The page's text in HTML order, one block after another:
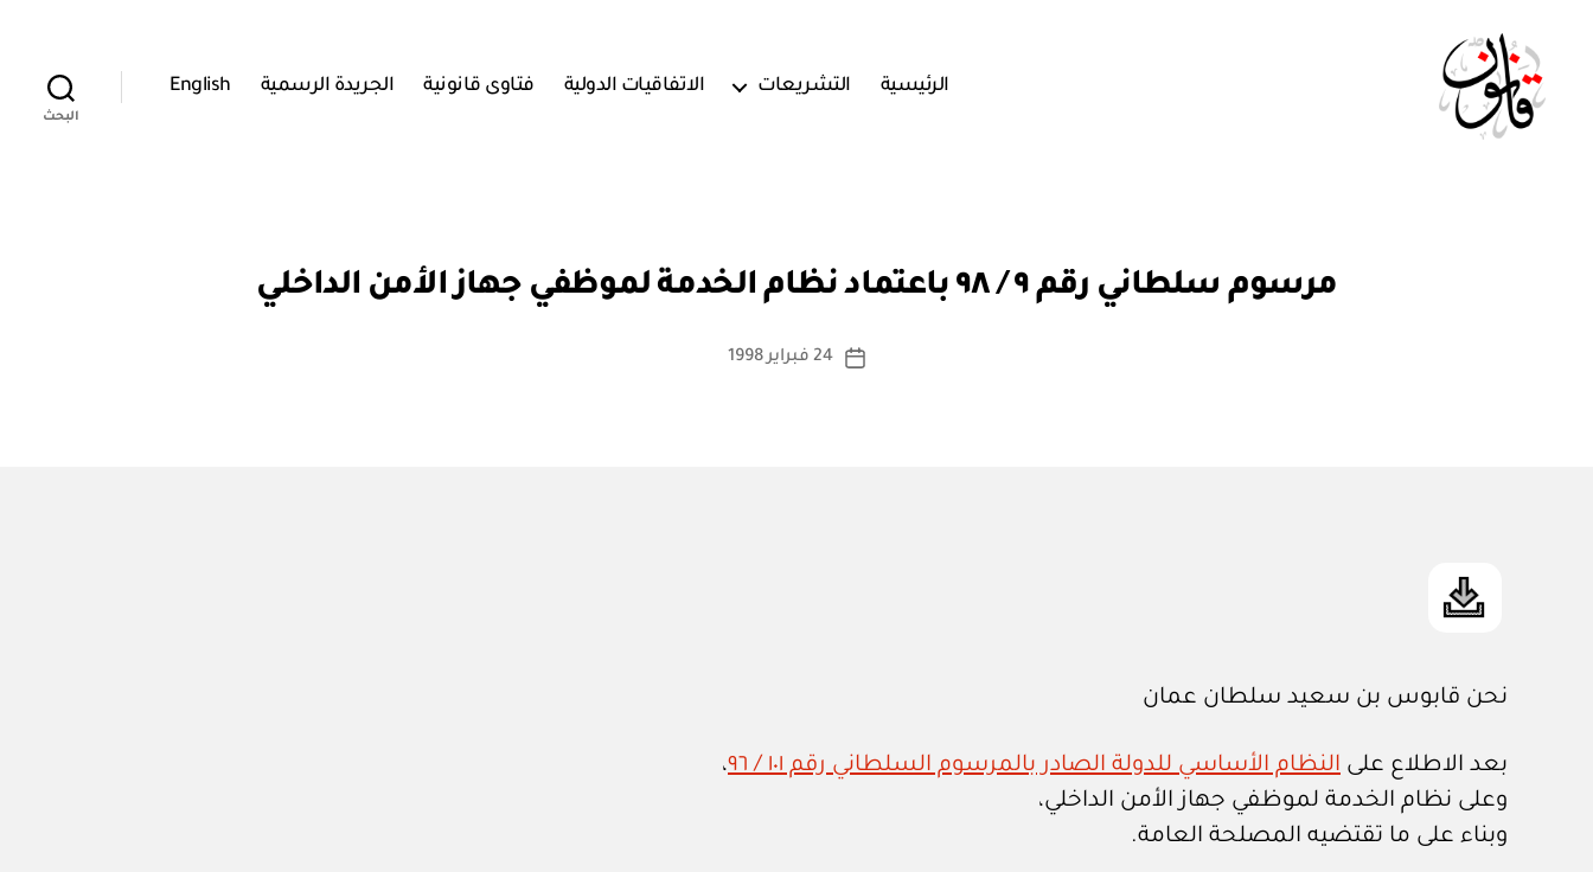
الرئيسية التشريعات الاتفاقيات الدولية فتاوى قانونية الجريدة الرسمية English
البحث
التصنيفاتمرسوم سلطاني رقم ٩ / ٩٨ باعتماد نظام الخدمة لموظفي جهاز الأمن الداخلي
كاتب
س
ة
تاريخ
24 فبراير 1998
نحن قابوس بن سعيد سلطان عمان
بعد الاطلاع على النظام الأساسي للدولة الصادر بالمرسوم السلطاني رقم ١٠١ / ٩٦
،
وعلى نظام الخدمة لموظفي جهاز الأمن الداخلي،
وبناء على ما تقتضيه المصلحة العامة.